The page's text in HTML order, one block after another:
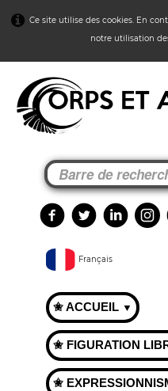
Ce site utilise des cookies. En
notre utilisation
Français
✬ ACCUEIL ▼
✬ FIGURATION
✬